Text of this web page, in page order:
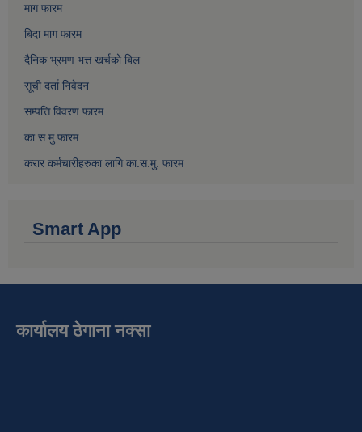
माग फारम
बिदा माग फारम
दैनिक भ्रमण भत्त खर्चको बिल
सूची दर्ता निवेदन
सम्पत्ति विवरण फारम
का.स.मु फारम
करार कर्मचारीहरुका लागि का.स.मु. फारम
Smart App
कार्यालय ठेगाना नक्सा